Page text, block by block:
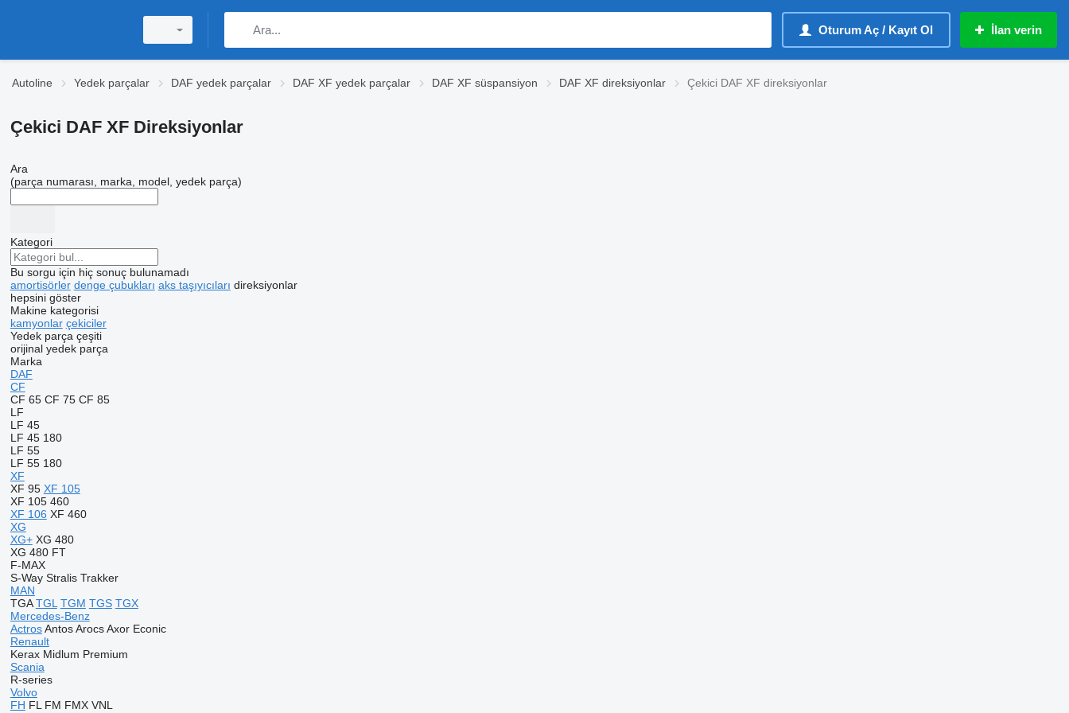
Oturum Aç / Kayıt Ol İlan verin
Autoline Yedek parçalar DAF yedek parçalar DAF XF yedek parçalar DAF XF süspansiyon DAF XF direksiyonlar Çekici DAF XF direksiyonlar
Çekici DAF XF Direksiyonlar
Ara
(parça numarası, marka, model, yedek parça)
Kategori
Bu sorgu için hiç sonuç bulunamadı
amortisörler denge çubukları aks taşıyıcıları direksiyonlar
hepsini göster
Makine kategorisi
kamyonlar çekiciler
Yedek parça çeşiti
orijinal yedek parça
Marka
DAF
CF
CF 65 CF 75 CF 85
LF
LF 45
LF 45 180
LF 55
LF 55 180
XF
XF 95 XF 105
XF 105 460
XF 106 XF 460
XG
XG+ XG 480
XG 480 FT
F-MAX
S-Way Stralis Trakker
MAN
TGA TGL TGM TGS TGX
Mercedes-Benz
Actros Antos Arocs Axor Econic
Renault
Kerax Midlum Premium
Scania
R-series
Volvo
FH FL FM FMX VNL